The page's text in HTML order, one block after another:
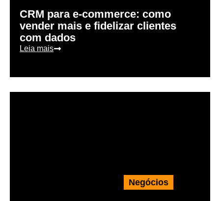
CRM para e-commerce: como
vender mais e fidelizar clientes
com dados
Leia mais
Negócios